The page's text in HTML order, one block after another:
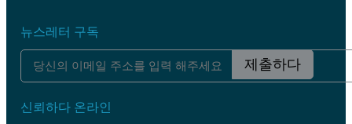
뉴스레터 구독
제출하다
신뢰하다 온라인